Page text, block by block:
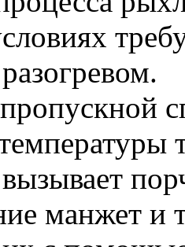
манжет и